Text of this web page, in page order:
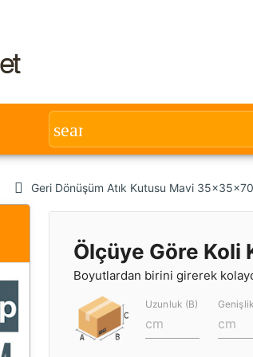
Geri Dönüşüm Atık Kutusu Mavi
Ölçüye Göre Koli
Boyutlardan birini girerek
Uzunluk (B)